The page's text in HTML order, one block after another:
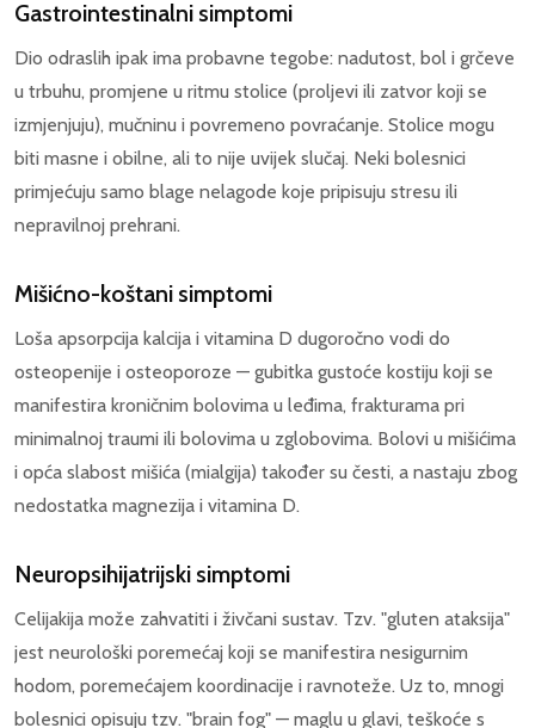
Gastrointestinalni simptomi
Dio odraslih ipak ima probavne tegobe: nadutost, bol i grčeve
u trbuhu, promjene u ritmu stolice (proljevi ili zatvor koji se
izmjenjuju), mučninu i povremeno povraćanje. Stolice mogu
biti masne i obilne, ali to nije uvijek slučaj. Neki bolesnici
primjećuju samo blage nelagode koje pripisuju stresu ili
nepravilnoj prehrani.
Mišićno-koštani simptomi
Loša apsorpcija kalcija i vitamina D dugoročno vodi do
osteopenije i osteoporoze — gubitka gustoće kostiju koji se
manifestira kroničnim bolovima u leđima, frakturama pri
minimalnoj traumi ili bolovima u zglobovima. Bolovi u mišićima
i opća slabost mišića (mialgija) također su česti, a nastaju zbog
nedostatka magnezija i vitamina D.
Neuropsihijatrijski simptomi
Celijakija može zahvatiti i živčani sustav. Tzv. "gluten ataksija"
jest neurološki poremećaj koji se manifestira nesigurnim
hodom, poremećajem koordinacije i ravnoteže. Uz to, mnogi
bolesnici opisuju tzv. "brain fog" — maglu u glavi, teškoće s